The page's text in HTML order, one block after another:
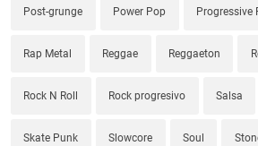
Post-grunge Power Pop Progressive
Rap Metal Reggae Reggaeton
Rock N Roll Rock progresivo Salsa
Skate Punk Slowcore Soul